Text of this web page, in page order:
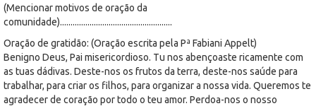
(Mencionar motivos de oração da
comunidade).....................................................
Oração de gratidão: (Oração escrita pela Pª Fabiani Appelt)
Benigno Deus, Pai misericordioso. Tu nos abençoaste ricamente com
as tuas dádivas. Deste-nos os frutos da terra, deste-nos saúde para
trabalhar, para criar os filhos, para organizar a nossa vida. Queremos te
agradecer de coração por todo o teu amor. Perdoa-nos o nosso